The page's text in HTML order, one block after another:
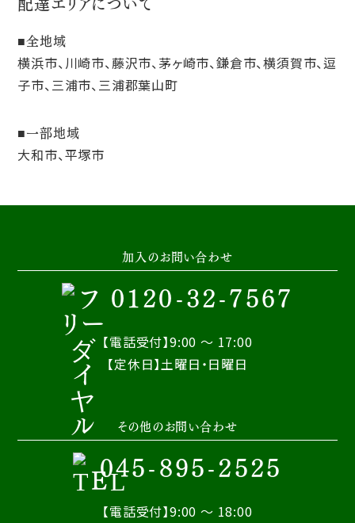
全地域
横浜市、川崎市、藤沢市、茅ヶ崎市、鎌倉市、横須賀市、逗
子市、三浦市、三浦郡葉山町
一部地域
大和市、平塚市
加入のお問い合わせ
0120-32-7567
【電話受付】9:00 ～ 17:00
【定休日】土曜日・日曜日
その他のお問い合わせ
045-895-2525
【電話受付】9:00 ～ 18:00